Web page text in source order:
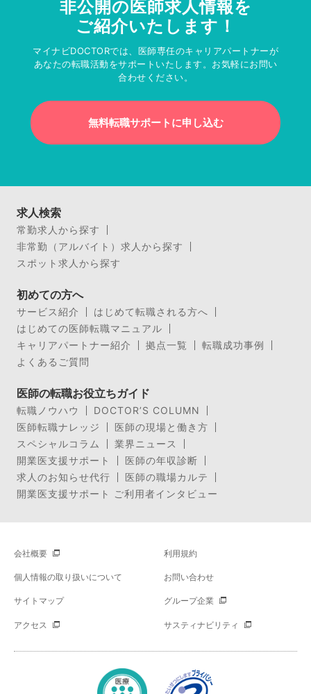
非公開の医師求人情報を
ご紹介いたします！
マイナビDOCTORでは、医師専任のキャリアパートナーが
あなたの転職活動をサポートいたします。お気軽にお問い
合わせください。
無料転職サポートに申し込む
求人検索
常勤求人から探す
非常勤（アルバイト）求人から探す
スポット求人から探す
初めての方へ
サービス紹介
はじめて転職される方へ
はじめての医師転職マニュアル
キャリアパートナー紹介
拠点一覧
転職成功事例
よくあるご質問
医師の転職お役立ちガイド
転職ノウハウ
DOCTOR’S COLUMN
医師転職ナレッジ
医師の現場と働き方
スペシャルコラム
業界ニュース
開業医支援サポート
医師の年収診断
求人のお知らせ代行
医師の職場カルテ
開業医支援サポート ご利用者インタビュー
会社概要 利用規約
個人情報の取り扱いについて お問い合わせ
サイトマップ グループ企業
アクセス サスティナビリティ